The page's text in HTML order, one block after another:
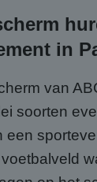
in
van
soorten
een